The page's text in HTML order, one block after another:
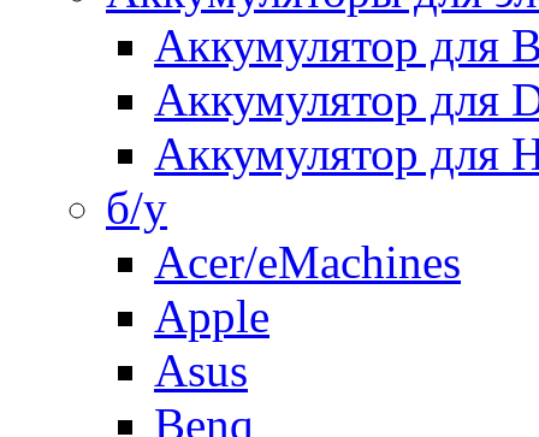
Аккумулятор для
Аккумулятор для
Аккумулятор для
б/у
Acer/eMachines
Apple
Asus
Benq